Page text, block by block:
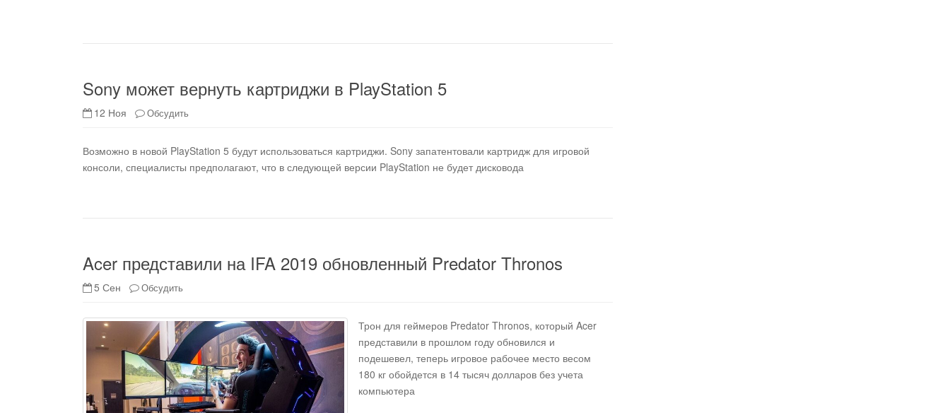
Sony может вернуть картриджи в PlayStation 5
12 Ноя Обсудить
Возможно в новой PlayStation 5 будут использоваться картриджи. Sony запатентовали картридж для игровой
консоли, специалисты предполагают, что в следующей версии PlayStation не будет дисковода
Acer представили на IFA 2019 обновленный Predator Thronos
5 Сен Обсудить
Трон для геймеров Predator Thronos, который Acer
представили в прошлом году обновился и
подешевел, теперь игровое рабочее место весом
180 кг обойдется в 14 тысяч долларов без учета
компьютера